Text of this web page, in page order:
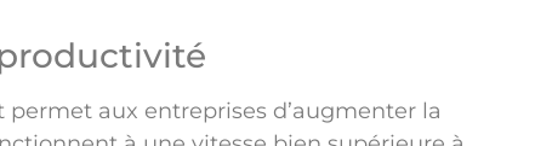
aux entreprises d’augmenter la